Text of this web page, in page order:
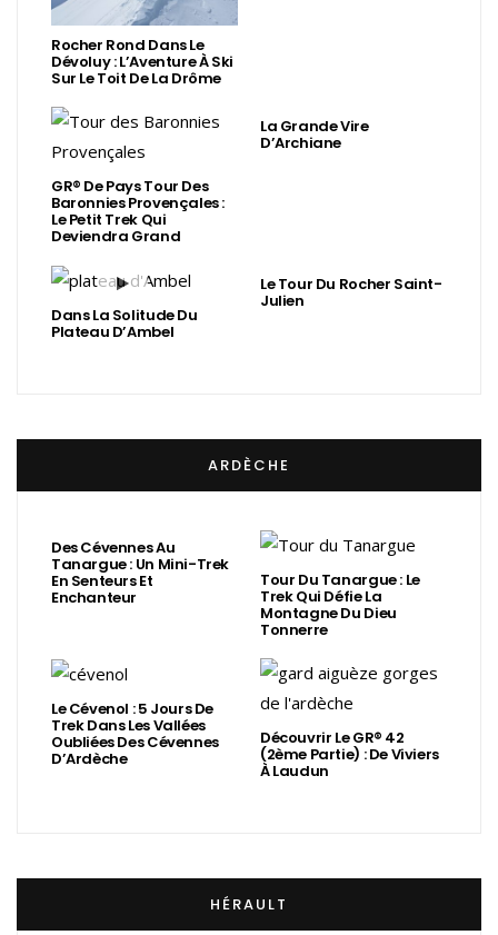
Rocher Rond Dans Le
Dévoluy : L’Aventure À Ski
Sur Le Toit De La Drôme
GR® De Pays Tour Des
Baronnies Provençales :
Le Petit Trek Qui
Deviendra Grand
La Grande Vire
D’Archiane
Dans La Solitude Du
Plateau D’Ambel
Le Tour Du Rocher Saint-
Julien
ARDÈCHE
Des Cévennes Au
Tanargue : Un Mini-Trek
En Senteurs Et
Enchanteur
Tour Du Tanargue : Le
Trek Qui Défie La
Montagne Du Dieu
Tonnerre
Le Cévenol : 5 Jours De
Trek Dans Les Vallées
Oubliées Des Cévennes
D’Ardèche
Découvrir Le GR® 42
(2ème Partie) : De Viviers
À Laudun
HÉRAULT